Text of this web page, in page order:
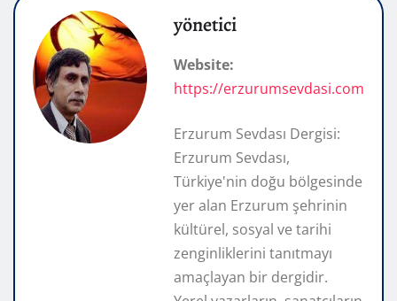
yönetici
Website:
https://erzurumsevdasi.com
Erzurum Sevdası Dergisi:
Erzurum Sevdası,
Türkiye'nin doğu bölgesinde
yer alan Erzurum şehrinin
kültürel, sosyal ve tarihi
zenginliklerini tanıtmayı
amaçlayan bir dergidir.